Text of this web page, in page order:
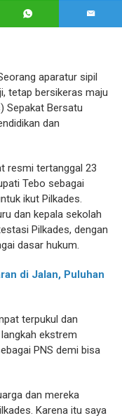
aparatur sipil
tetap bersikeras maju
Sepakat Bersatu
dan
resmi tertanggal 23
Tebo sebagai
ikut Pilkades.
dan kepala sekolah
Pilkades, dengan
dasar hukum.
di Jalan, Puluhan
terpukul dan
ekstrem
PNS demi bisa
dan mereka
Karena itu saya